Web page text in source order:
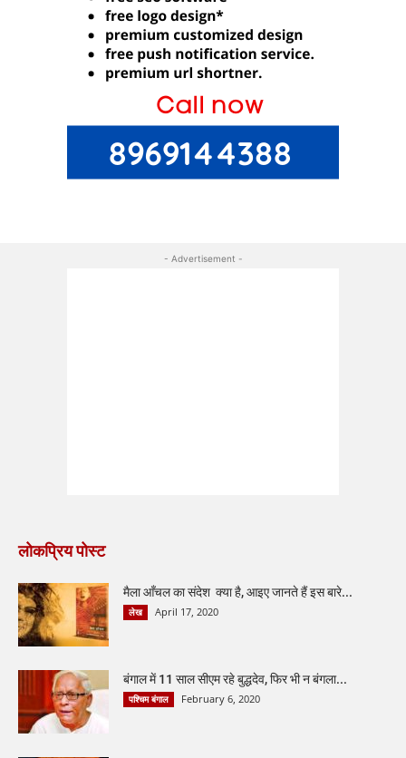
- Advertisement -
लोकप्रिय पोस्ट
मैला आँचल का संदेश क्या है, आइए जानते हैं इस बारे...
लेख April 17, 2020
बंगाल में 11 साल सीएम रहे बुद्धदेव, फिर भी न बंगला...
पश्चिम बंगाल February 6, 2020